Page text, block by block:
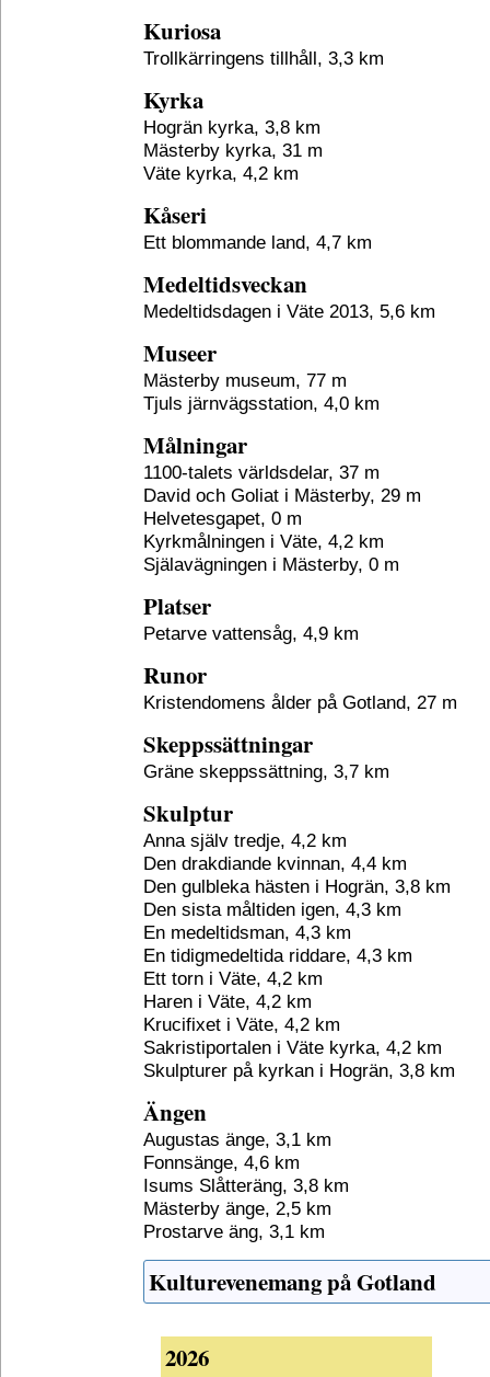
Kuriosa
Trollkärringens tillhåll, 3,3 km
Kyrka
Hogrän kyrka, 3,8 km
Mästerby kyrka, 31 m
Väte kyrka, 4,2 km
Kåseri
Ett blommande land, 4,7 km
Medeltidsveckan
Medeltidsdagen i Väte 2013, 5,6 km
Museer
Mästerby museum, 77 m
Tjuls järnvägsstation, 4,0 km
Målningar
1100-talets världsdelar, 37 m
David och Goliat i Mästerby, 29 m
Helvetesgapet, 0 m
Kyrkmålningen i Väte, 4,2 km
Själavägningen i Mästerby, 0 m
Platser
Petarve vattensåg, 4,9 km
Runor
Kristendomens ålder på Gotland, 27 m
Skeppssättningar
Gräne skeppssättning, 3,7 km
Skulptur
Anna själv tredje, 4,2 km
Den drakdiande kvinnan, 4,4 km
Den gulbleka hästen i Hogrän, 3,8 km
Den sista måltiden igen, 4,3 km
En medeltidsman, 4,3 km
En tidigmedeltida riddare, 4,3 km
Ett torn i Väte, 4,2 km
Haren i Väte, 4,2 km
Krucifixet i Väte, 4,2 km
Sakristiportalen i Väte kyrka, 4,2 km
Skulpturer på kyrkan i Hogrän, 3,8 km
Ängen
Augustas änge, 3,1 km
Fonnsänge, 4,6 km
Isums Slåtteräng, 3,8 km
Mästerby änge, 2,5 km
Prostarve äng, 3,1 km
Kulturevenemang på Gotland
2026